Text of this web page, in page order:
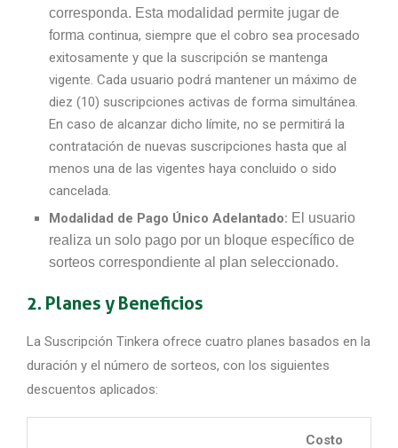
corresponda. Esta modalidad permite jugar de
forma continua, siempre que el cobro sea procesado
exitosamente y que la suscripción se mantenga
vigente. Cada usuario podrá mantener un máximo de
diez (10) suscripciones activas de forma simultánea.
En caso de alcanzar dicho límite, no se permitirá la
contratación de nuevas suscripciones hasta que al
menos una de las vigentes haya concluido o sido
cancelada.
Modalidad de Pago Único Adelantado: El usuario
realiza un solo pago por un bloque específico de
sorteos correspondiente al plan seleccionado.
2. Planes y Beneficios
La Suscripción Tinkera ofrece cuatro planes basados en la
duración y el número de sorteos, con los siguientes
descuentos aplicados:
Costo